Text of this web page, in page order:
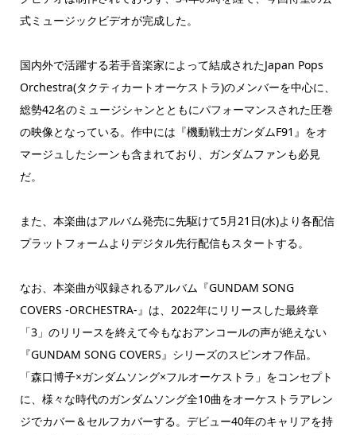
式ミュージックビデオが完成した。
国内外で活躍する若手音楽家によって結成されたJapan Pops
Orchestra(タクティカートオーケストラ)のメンバーを中心に、
総勢42名のミュージシャンとともにパフォーマンスされた圧巻
の映像となっている。作中には『機動戦士ガンダムF91』をオ
マージュしたシーンも含まれており、ガンダムファンも必見
だ。
また、本楽曲はアルバム発売に先駆けて5月21日(水)より各配信
プラットフォームよりデジタル先行配信もスタートする。
なお、本楽曲が収録されるアルバム『GUNDAM SONG
COVERS -ORCHESTRA-』は、2022年にリリースした最終章
「3」のリリースを終えて今もなおアンコールの声が絶えない
『GUNDAM SONG COVERS』シリーズのスピンオフ作品。
「森口博子×ガンダムソング×フルオーケストラ」をコンセプト
に、様々な時代のガンダムソング全10曲をオーケストラアレン
ジでカバー＆セルフカバーする。デビュー40年のキャリアを持